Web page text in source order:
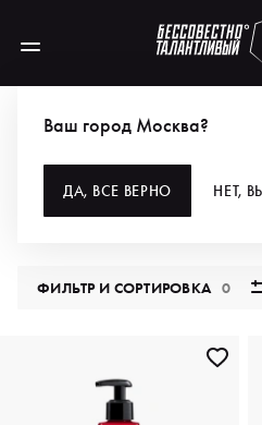
Ваш город Москва?
ДА, ВСЕ ВЕРНО НЕТ,
ВСЕ
ФИЛЬТР И СОРТИРОВКА0